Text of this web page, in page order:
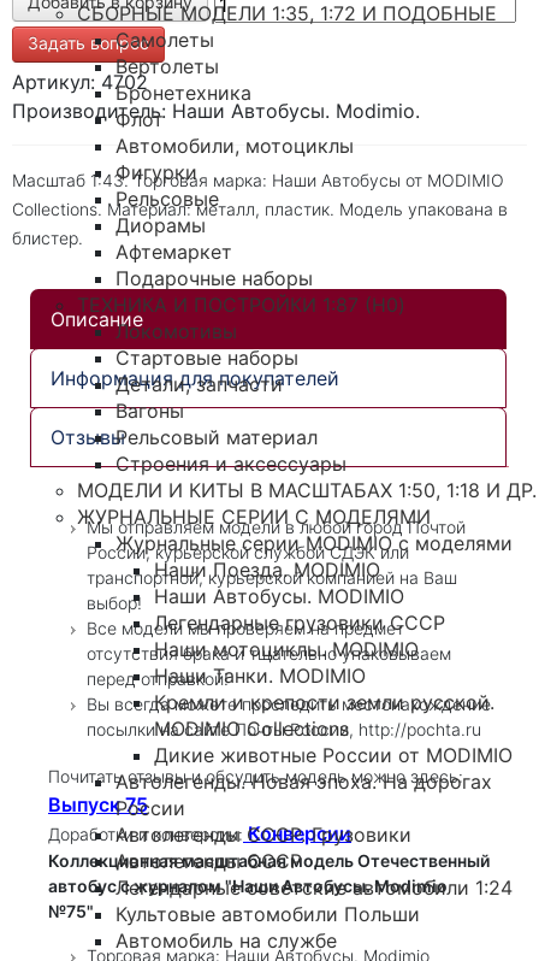
СБОРНЫЕ МОДЕЛИ 1:35, 1:72 И ПОДОБНЫЕ
Самолеты
Вертолеты
Бронетехника
Флот
Автомобили, мотоциклы
Фигурки
Рельсовые
Диорамы
Афтемаркет
Подарочные наборы
ТЕХНИКА И ПОСТРОЙКИ 1:87 (H0)
Локомотивы
Стартовые наборы
Детали, запчасти
Вагоны
Рельсовый материал
Строения и аксессуары
МОДЕЛИ И КИТЫ В МАСШТАБАХ 1:50, 1:18 И ДР.
ЖУРНАЛЬНЫЕ СЕРИИ С МОДЕЛЯМИ
Журнальные серии MODIMIO с моделями
Наши Поезда. MODIMIO
Наши Автобусы. MODIMIO
Легендарные грузовики СССР
Наши мотоциклы. MODIMIO
Наши Танки. MODIMIO
Кремли и крепости земли русской.
MODIMIO Collections
Дикие животные России от MODIMIO
Автолегенды. Новая эпоха. На дорогах
России
Автолегенды СССР. Грузовики
Автолегенды СССР
Легендарные советские автомобили 1:24
Культовые автомобили Польши
Автомобиль на службе
Задать вопрос
Артикул: 4702
Производитель: Наши Автобусы. Modimio.
Масштаб 1:43. Торговая марка: Наши Автобусы от MODIMIO
Collections. Материал: металл, пластик. Модель упакована в
блистер.
Описание
Информация для покупателей
Отзывы
Мы отправляем модели в любой город Почтой
России, курьерской службой СДЭК или
транспортной, курьерской компанией на Ваш
выбор!
Все модели мы проверяем на предмет
отсутствия брака и тщательно упаковываем
перед отправкой!
Вы всегда можете проследить местонахождение
посылки на сайте Почты России, http://pochta.ru
Почитать отзывы и обсудить модель можно здесь:
Выпуск 75
Доработки и конверсии: Конверсии
Коллекционная масштабная модель Отечественный
автобус с журналом "Наши Автобусы. Modimio
№75"
Торговая марка: Наши Автобусы. Modimio